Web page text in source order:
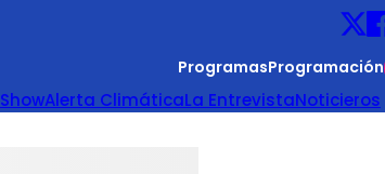
ProgramasProgramación
ShowAlerta ClimáticaLa EntrevistaNoticieros